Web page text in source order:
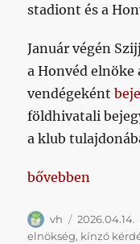
stadiont és a
Január végén
a Honvéd elnöke
vendégeként
földhivatali
a klub
„Két kínzó
bővebben
Szerző
vh Közzétéve
2026.04.14.
elnökség, kínzó